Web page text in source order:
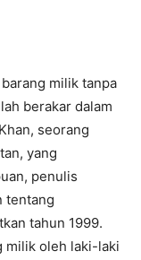
milik tanpa
berakar dalam
seorang
yang
penulis
tentang
tahun 1999.
milik oleh laki-laki